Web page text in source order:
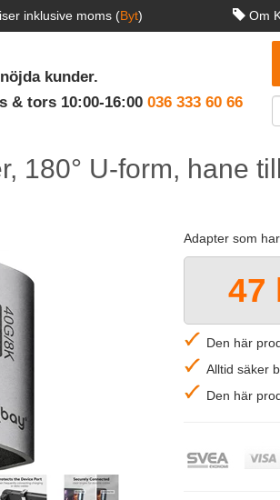
inklusive moms (Byt) Om
kunder.
& tors 10:00-16:00 036 333 60 66
180° U-form, hane
Adapter som
47
Den här
Alltid säker
Den här